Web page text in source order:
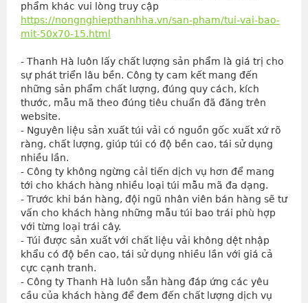
phẩm khác vui lòng truy cập
https://nongnghiepthanhha.vn/san-pham/tui-vai-bao-
mit-50x70-15.html
- Thanh Hà luôn lấy chất lượng sản phẩm là giá trị cho
sự phát triển lâu bền. Công ty cam kết mang đến
những sản phẩm chất lượng, đúng quy cách, kích
thước, mẫu mã theo đúng tiêu chuẩn đã đăng trên
website.
- Nguyên liệu sản xuất túi vải có nguồn gốc xuất xứ rõ
ràng, chất lượng, giúp túi có độ bền cao, tái sử dụng
nhiều lần.
- Công ty không ngừng cải tiến dịch vụ hơn để mang
tới cho khách hàng nhiều loại túi mẫu mã đa dạng.
- Trước khi bán hàng, đội ngũ nhân viên bán hàng sẽ tư
vấn cho khách hàng những mẫu túi bao trái phù hợp
với từng loại trái cây.
- Túi được sản xuất với chất liệu vải không dệt nhập
khẩu có độ bền cao, tái sử dụng nhiều lần với giá cả
cực cạnh tranh.
- Công ty Thanh Hà luôn sẵn hàng đáp ứng các yêu
cầu của khách hàng để đem đến chất lượng dịch vụ